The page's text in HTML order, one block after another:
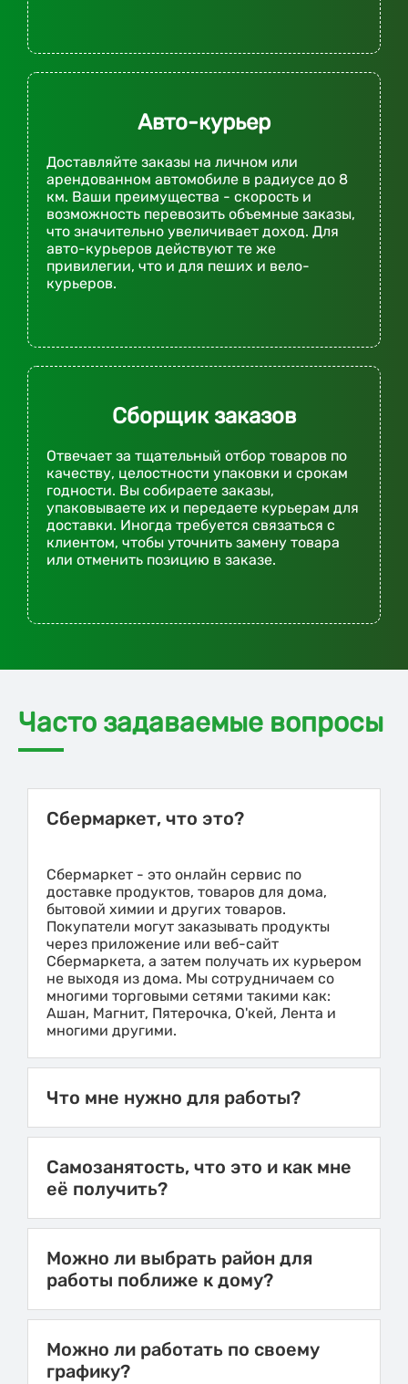
Авто-курьер
Доставляйте заказы на личном или
арендованном автомобиле в радиусе до 8
км. Ваши преимущества - скорость и
возможность перевозить объемные заказы,
что значительно увеличивает доход. Для
авто-курьеров действуют те же
привилегии, что и для пеших и вело-
курьеров.
Сборщик заказов
Отвечает за тщательный отбор товаров по
качеству, целостности упаковки и срокам
годности. Вы собираете заказы,
упаковываете их и передаете курьерам для
доставки. Иногда требуется связаться с
клиентом, чтобы уточнить замену товара
или отменить позицию в заказе.
Часто задаваемые вопросы
Сбермаркет, что это?
Сбермаркет - это онлайн сервис по
доставке продуктов, товаров для дома,
бытовой химии и других товаров.
Покупатели могут заказывать продукты
через приложение или веб-сайт
Сбермаркета, а затем получать их курьером
не выходя из дома. Мы сотрудничаем со
многими торговыми сетями такими как:
Ашан, Магнит, Пятерочка, О'кей, Лента и
многими другими.
Что мне нужно для работы?
Самозанятость, что это и как мне
её получить?
Можно ли выбрать район для
работы поближе к дому?
Можно ли работать по своему
графику?